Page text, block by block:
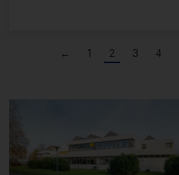
← 1 2 3 4